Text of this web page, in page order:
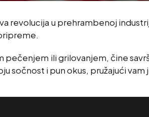
revolucija u prehrambenoj
ili grilovanjem, čine
sočnost i pun okus, pružajući vam